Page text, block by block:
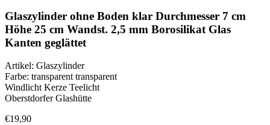
Glaszylinder ohne Boden klar Durchmesser 7 cm
Höhe 25 cm Wandst. 2,5 mm Borosilikat Glas
Kanten geglättet
Artikel: Glaszylinder
Farbe: transparent transparent
Windlicht Kerze Teelicht
Oberstdorfer Glashütte
€19,90